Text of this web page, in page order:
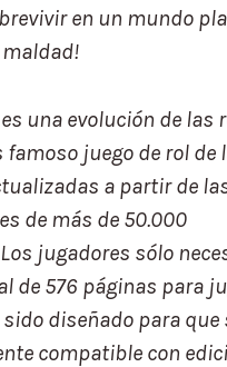
en un mundo
una evolución de las
famoso juego de rol de
a partir de
de más de 50.000
jugadores sólo
de 576 páginas para
sido diseñado para que
compatible con